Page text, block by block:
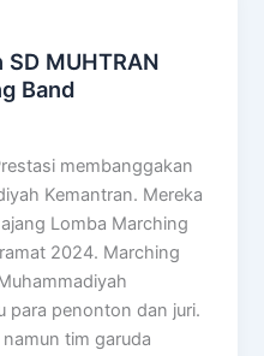
MUHTRAN
Band
membanggakan
Kemantran. Mereka
Lomba Marching
2024. Marching
para penonton dan juri.
tim garuda